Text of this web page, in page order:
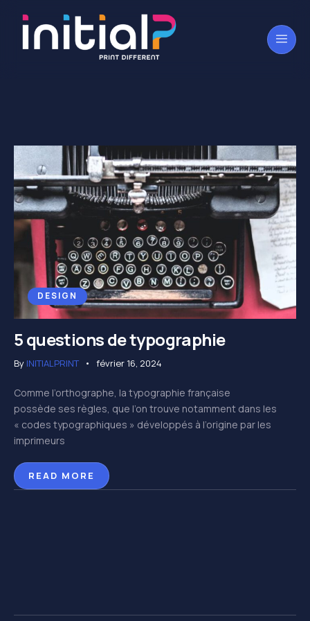
DESIGN
5 questions de typographie
By INITIALPRINT février 16, 2024
Comme l’orthographe, la typographie française
possède ses règles, que l’on trouve notamment dans les
« codes typographiques » développés à l’origine par les
imprimeurs
READ MORE